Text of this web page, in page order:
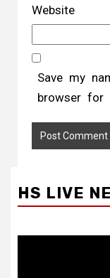
Website
Save my
browser for
HS LIVE